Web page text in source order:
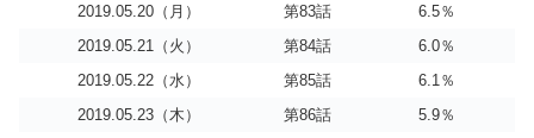
2019.05.20（月）
第83話
6.5％
2019.05.21（火）
第84話
6.0％
2019.05.22（水）
第85話
6.1％
2019.05.23（木）
第86話
5.9％